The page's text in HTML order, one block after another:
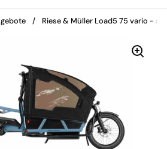
/ Riese & Müller Load5 75 vario -